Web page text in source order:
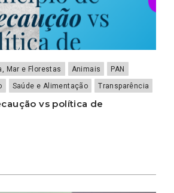
Mar e Florestas Animais
PAN
Saúde e Alimentação Transparência
vs política de